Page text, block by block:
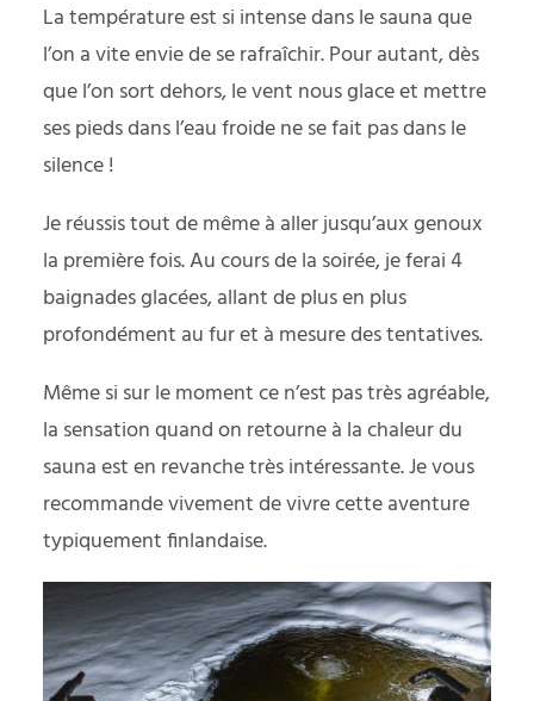
La température est si intense dans le sauna que
l’on a vite envie de se rafraîchir. Pour autant, dès
que l’on sort dehors, le vent nous glace et mettre
ses pieds dans l’eau froide ne se fait pas dans le
silence !
Je réussis tout de même à aller jusqu’aux genoux
la première fois. Au cours de la soirée, je ferai 4
baignades glacées, allant de plus en plus
profondément au fur et à mesure des tentatives.
Même si sur le moment ce n’est pas très agréable,
la sensation quand on retourne à la chaleur du
sauna est en revanche très intéressante. Je vous
recommande vivement de vivre cette aventure
typiquement finlandaise.